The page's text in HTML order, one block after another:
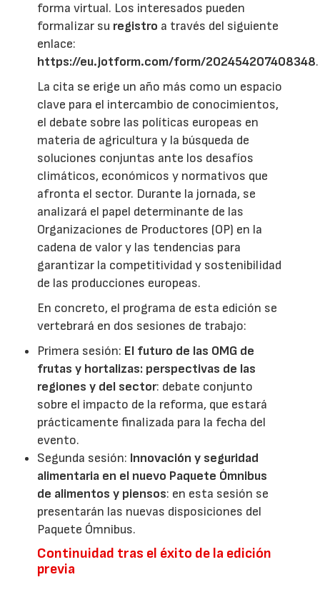
forma virtual. Los interesados pueden
formalizar su registro a través del siguiente
enlace:
https://eu.jotform.com/form/202454207408348.
La cita se erige un año más como un espacio
clave para el intercambio de conocimientos,
el debate sobre las políticas europeas en
materia de agricultura y la búsqueda de
soluciones conjuntas ante los desafíos
climáticos, económicos y normativos que
afronta el sector. Durante la jornada, se
analizará el papel determinante de las
Organizaciones de Productores (OP) en la
cadena de valor y las tendencias para
garantizar la competitividad y sostenibilidad
de las producciones europeas.
En concreto, el programa de esta edición se
vertebrará en dos sesiones de trabajo:
Primera sesión: El futuro de las OMG de
frutas y hortalizas: perspectivas de las
regiones y del sector: debate conjunto
sobre el impacto de la reforma, que estará
prácticamente finalizada para la fecha del
evento.
Segunda sesión: Innovación y seguridad
alimentaria en el nuevo Paquete Ómnibus
de alimentos y piensos: en esta sesión se
presentarán las nuevas disposiciones del
Paquete Ómnibus.
Continuidad tras el éxito de la edición
previa